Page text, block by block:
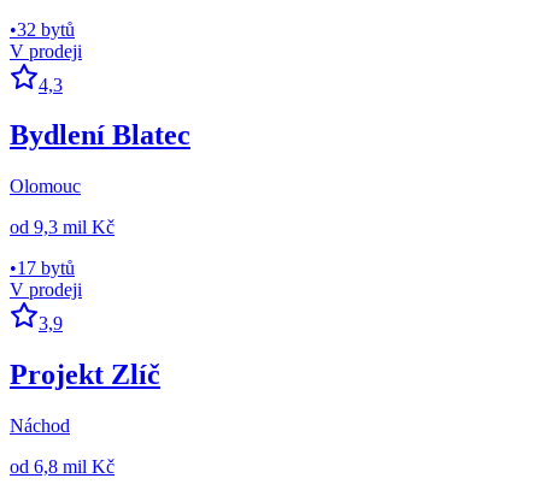
•32 bytů
V prodeji
4,3
Bydlení Blatec
Olomouc
od 9,3 mil Kč
•17 bytů
V prodeji
3,9
Projekt Zlíč
Náchod
od 6,8 mil Kč